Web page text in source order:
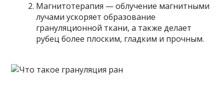
Магнитотерапия — облучение магнитными
лучами ускоряет образование
грануляционной ткани, а также делает
рубец более плоским, гладким и прочным.